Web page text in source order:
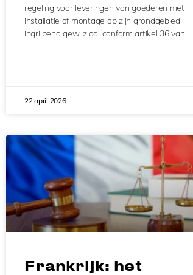
regeling voor leveringen van goederen met
installatie of montage op zijn grondgebied
ingrijpend gewijzigd, conform artikel 36 van…
22 april 2026
Frankrijk: het